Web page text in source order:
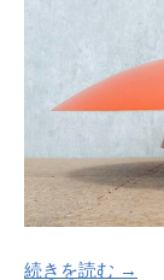
続きを読む →